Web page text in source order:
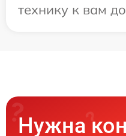
технику к вам
Нужна